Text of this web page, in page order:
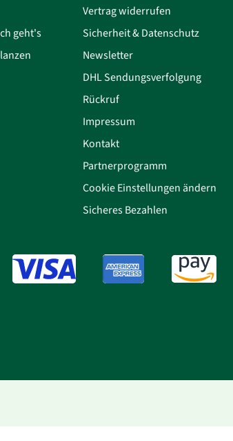
geht's
Vertrag widerrufen
Sicherheit & Datenschutz
Newsletter
DHL Sendungsverfolgung
Rückruf
Impressum
Kontakt
Partnerprogramm
Cookie Einstellungen ändern
Sicheres Bezahlen